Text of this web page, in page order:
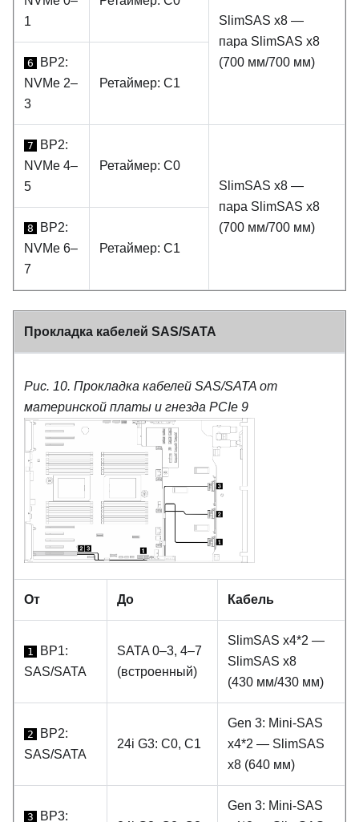
1
SlimSAS x8 —
пара SlimSAS x8
(700 мм/700 мм)
6
BP2:
NVMe 2–
3
Ретаймер: C1
7
BP2:
NVMe 4–
5
Ретаймер: C0
SlimSAS x8 —
пара SlimSAS x8
(700 мм/700 мм)
8
BP2:
NVMe 6–
7
Ретаймер: C1
Прокладка кабелей SAS/SATA
Рис. 10. Прокладка кабелей SAS/SATA от
материнской платы и гнезда PCIe 9
От До Кабель
1
BP1:
SAS/SATA
SATA 0–3, 4–7
(встроенный)
SlimSAS x4*2 —
SlimSAS x8
(430 мм/430 мм)
2
BP2:
SAS/SATA
24i G3: C0, C1
Gen 3: Mini-SAS
x4*2 — SlimSAS
x8 (640 мм)
3 BP3:
Gen 3: Mini-SAS